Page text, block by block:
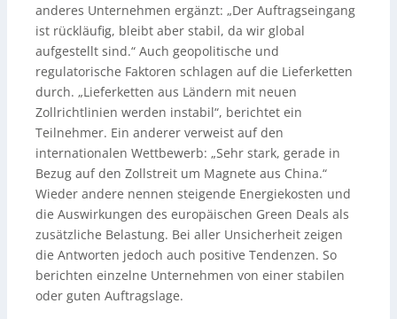
anderes Unternehmen ergänzt: „Der Auftragseingang
ist rückläufig, bleibt aber stabil, da wir global
aufgestellt sind.“ Auch geopolitische und
regulatorische Faktoren schlagen auf die Lieferketten
durch. „Lieferketten aus Ländern mit neuen
Zollrichtlinien werden instabil“, berichtet ein
Teilnehmer. Ein anderer verweist auf den
internationalen Wettbewerb: „Sehr stark, gerade in
Bezug auf den Zollstreit um Magnete aus China.“
Wieder andere nennen steigende Energiekosten und
die Auswirkungen des europäischen Green Deals als
zusätzliche Belastung. Bei aller Unsicherheit zeigen
die Antworten jedoch auch positive Tendenzen. So
berichten einzelne Unternehmen von einer stabilen
oder guten Auftragslage.